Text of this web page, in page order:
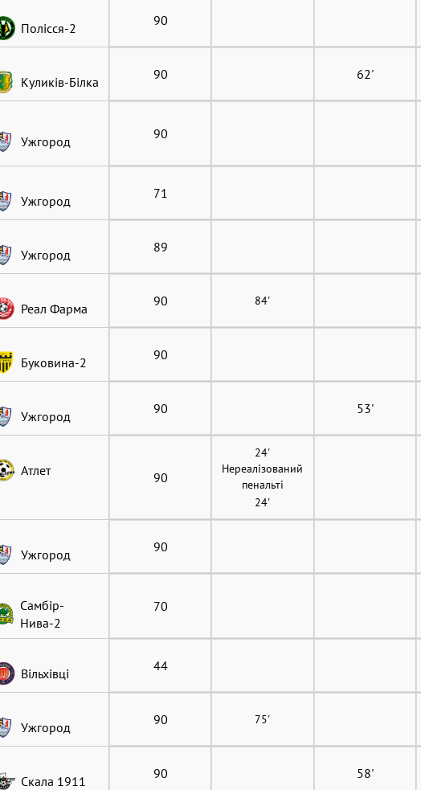
Полісся-2 90
Куликів-Білка 90 62'
Ужгород 90
Ужгород 71
Ужгород 89
Реал Фарма 90 84'
Буковина-2 90
Ужгород 90 53'
Атлет 90
24'
Нереалізований
пенальті
24'
Ужгород 90
Самбір-
Нива-2
70
Вільхівці 44
Ужгород 90 75'
Скала 1911 90 58'